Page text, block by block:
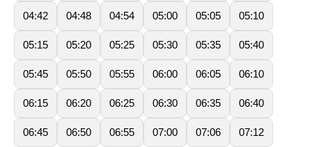
04:42 04:48 04:54 05:00 05:05 05:10
05:15 05:20 05:25 05:30 05:35 05:40
05:45 05:50 05:55 06:00 06:05 06:10
06:15 06:20 06:25 06:30 06:35 06:40
06:45 06:50 06:55 07:00 07:06 07:12